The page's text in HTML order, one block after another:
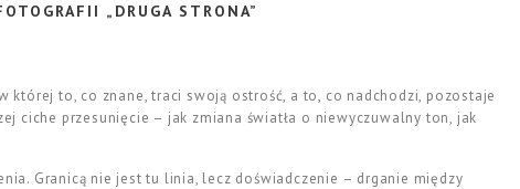
„DRUGA STRONA”
to, co znane, traci swoją ostrość, a to, co nadchodzi, pozostaje
ciche przesunięcie – jak zmiana światła o niewyczuwalny ton, jak
Granicą nie jest tu linia, lecz doświadczenie – drganie między